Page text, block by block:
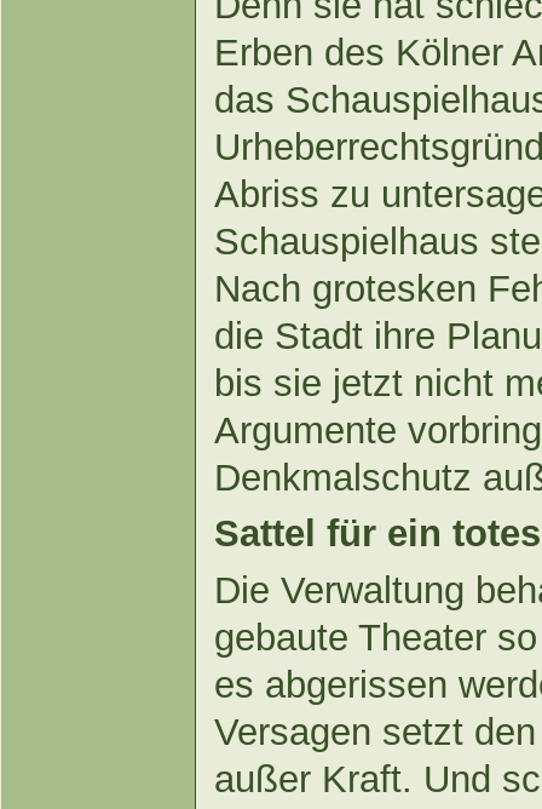
Erben des Kölner
das
Abriss zu
Schauspielhaus
Nach grotesken
die Stadt ihre
bis sie jetzt nicht
Argumente
Denkmalschutz
Sattel für ein
Die Verwaltung
gebaute Theater
es abgerissen
Versagen setzt
außer Kraft. Und